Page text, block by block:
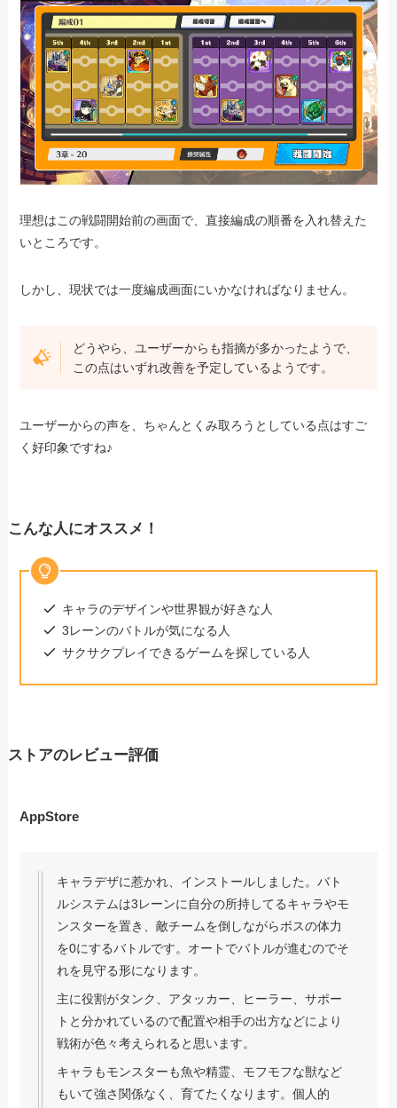
理想はこの戦闘開始前の画面で、直接編成の順番を入れ替えた
いところです。
しかし、現状では一度編成画面にいかなければなりません。
どうやら、ユーザーからも指摘が多かったようで、
この点はいずれ改善を予定しているようです。
ユーザーからの声を、ちゃんとくみ取ろうとしている点はすご
く好印象ですね♪
こんな人にオススメ！
キャラのデザインや世界観が好きな人
3レーンのバトルが気になる人
サクサクプレイできるゲームを探している人
ストアのレビュー評価
AppStore
キャラデザに惹かれ、インストールしました。バト
ルシステムは3レーンに自分の所持してるキャラやモ
ンスターを置き、敵チームを倒しながらボスの体力
を0にするバトルです。オートでバトルが進むのでそ
れを見守る形になります。
主に役割がタンク、アタッカー、ヒーラー、サポー
トと分かれているので配置や相手の出方などにより
戦術が色々考えられると思います。
キャラもモンスターも魚や精霊、モフモフな獣など
もいて強さ関係なく、育てたくなります。個人的